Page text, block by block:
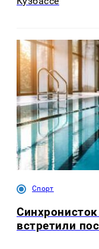
Спорт
встретили